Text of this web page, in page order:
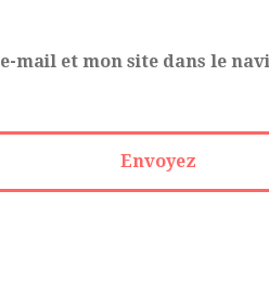
mail et mon site dans le